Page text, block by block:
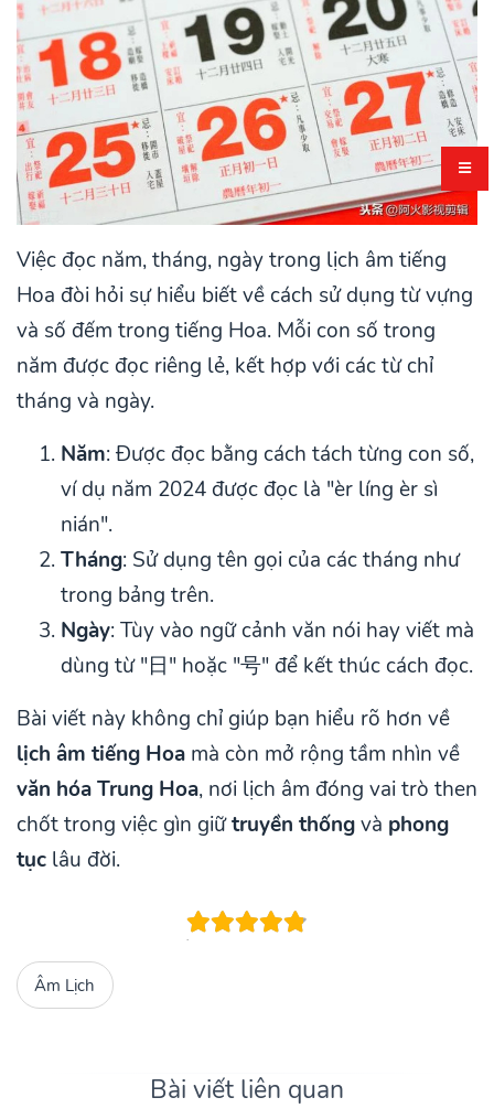
Việc đọc năm, tháng, ngày trong lịch âm tiếng
Hoa đòi hỏi sự hiểu biết về cách sử dụng từ vựng
và số đếm trong tiếng Hoa. Mỗi con số trong
năm được đọc riêng lẻ, kết hợp với các từ chỉ
tháng và ngày.
Năm: Được đọc bằng cách tách từng con số,
ví dụ năm 2024 được đọc là "èr líng èr sì
nián".
Tháng: Sử dụng tên gọi của các tháng như
trong bảng trên.
Ngày: Tùy vào ngữ cảnh văn nói hay viết mà
dùng từ "日" hoặc "号" để kết thúc cách đọc.
Bài viết này không chỉ giúp bạn hiểu rõ hơn về
lịch âm tiếng Hoa mà còn mở rộng tầm nhìn về
văn hóa Trung Hoa, nơi lịch âm đóng vai trò then
chốt trong việc gìn giữtruyền thốngvà phong
tục lâu đời.
Âm Lịch
Bài viết liên quan